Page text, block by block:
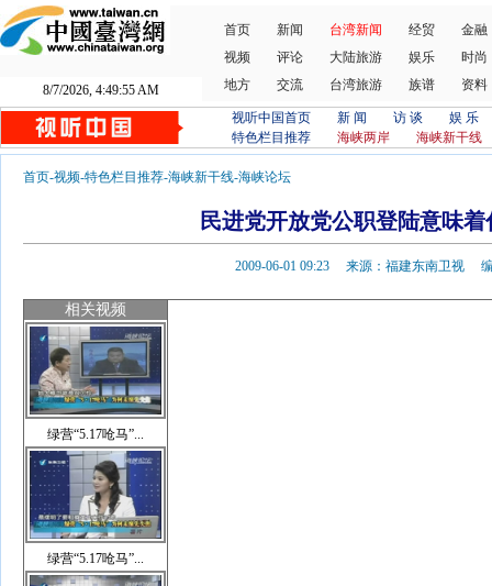
8/7/2026, 4:49:55 AM
首页 新闻 台湾新闻 经贸
金融
视频
评论 大陆旅游 娱乐
时尚
地方
交流 台湾旅游 族谱 资料
视听中国首页 新 闻 访 谈
娱 乐
特色栏目推荐
海峡两岸 海峡新干线
首页-视频-特色栏目推荐-海峡新干线-海峡论坛
民进党开放党公职登陆意味
2009-06-01 09:23 来源：福建东南卫视
相关视频
绿营“5.17呛马”...
绿营“5.17呛马”...